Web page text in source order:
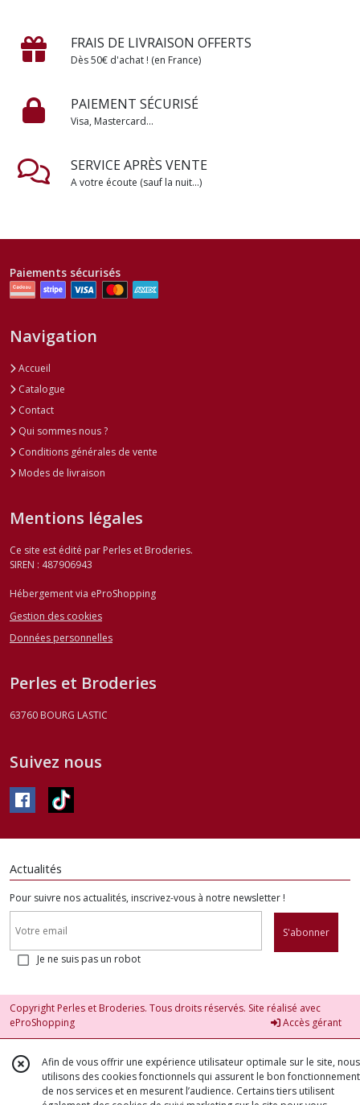
FRAIS DE LIVRAISON OFFERTS
Dès 50€ d'achat ! (en France)
PAIEMENT SÉCURISÉ
Visa, Mastercard...
SERVICE APRÈS VENTE
A votre écoute (sauf la nuit...)
Paiements sécurisés
Navigation
Accueil
Catalogue
Contact
Qui sommes nous ?
Conditions générales de vente
Modes de livraison
Mentions légales
Ce site est édité par Perles et Broderies.
SIREN : 487906943
Hébergement via eProShopping
Gestion des cookies
Données personnelles
Perles et Broderies
63760 BOURG LASTIC
Suivez nous
Actualités
Pour suivre nos actualités, inscrivez-vous à notre newsletter !
S'abonner
Je ne suis pas un robot
Copyright Perles et Broderies. Tous droits réservés. Site réalisé avec
eProShopping
Accès gérant
Afin de vous offrir une expérience utilisateur optimale sur le site, nous
utilisons des cookies fonctionnels qui assurent le bon fonctionnement
de nos services et en mesurent l’audience. Certains tiers utilisent